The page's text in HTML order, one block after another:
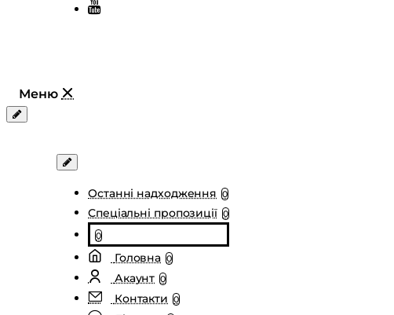
Останні надходження 0
Спеціальні пропозиції 0
0
Головна 0
Акаунт 0
Контакти 0